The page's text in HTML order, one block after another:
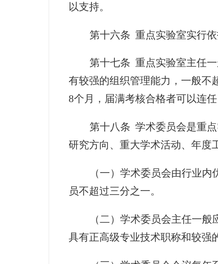
以支持。
第十六条 重点实验室实行
第十七条 重点实验室主任
有较强的组织管理能力，一般不
8个月，届满考核合格者可以连
第十八条 学术委员会是重
研究方向、重大学术活动、年度
（一）学术委员会由行业
员不超过三分之一。
（二）学术委员会主任一
具有正高级专业技术职称和较强